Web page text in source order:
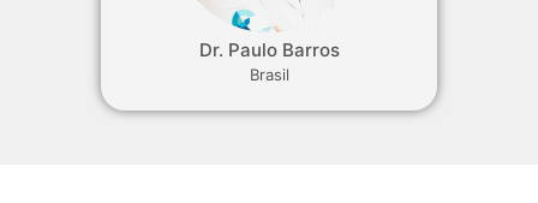
Dr. Paulo Barros
Brasil